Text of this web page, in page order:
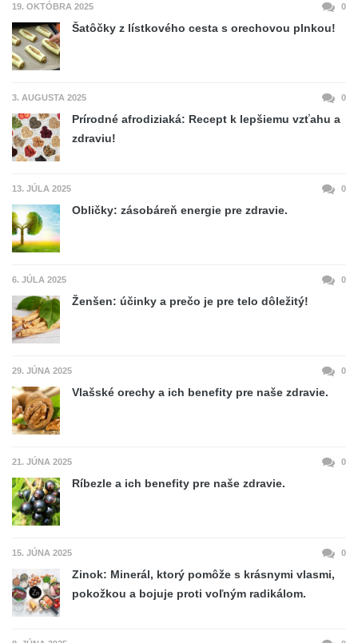
19. OKTÓBRA 2025 0
Šatôčky z lístkového cesta s orechovou plnkou!
3. AUGUSTA 2025 0
Prírodné afrodiziaká: Recept k lepšiemu vzťahu a
zdraviu!
13. JÚLA 2025 0
Obličky: zásobáreň energie pre zdravie.
6. JÚLA 2025 0
Ženšen: účinky a prečo je pre telo dôležitý!
29. JÚNA 2025 0
Vlašské orechy a ich benefity pre naše zdravie.
21. JÚNA 2025 0
Ríbezle a ich benefity pre naše zdravie.
15. JÚNA 2025 0
Zinok: Minerál, ktorý pomôže s krásnymi vlasmi,
pokožkou a bojuje proti voľným radikálom.